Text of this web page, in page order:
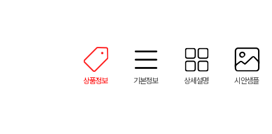
상품정보 기본정보 상세설명 시안샘플